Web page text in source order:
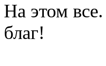
На этом
благ!